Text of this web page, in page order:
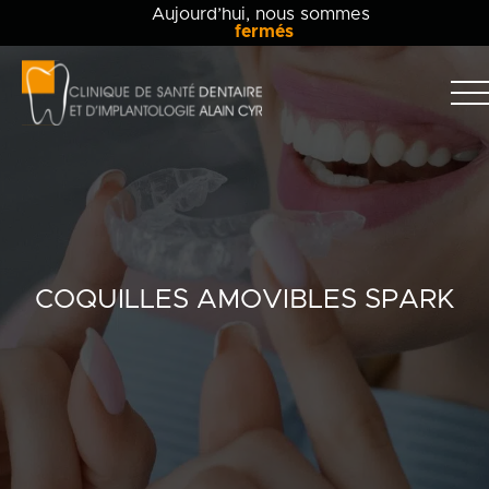
Aujourd’hui, nous sommes
fermés
dentaire
Alain
Cyr
Clinique
Équipe
Soins dentaires
Info-patient
Blogue
Contact
COQUILLES AMOVIBLES SPARK